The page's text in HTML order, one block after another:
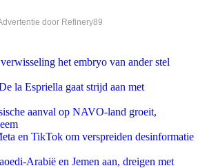
door Refinery89
het embryo van ander stel
la Espriella gaat strijd aan met
aanval op NAVO-land groeit,
en TikTok om verspreiden desinformatie
Arabië en Jemen aan, dreigen met